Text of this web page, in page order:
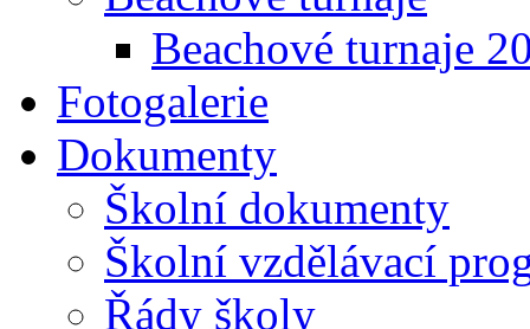
Beachové turnaje
Fotogalerie
Dokumenty
Školní dokumenty
Školní vzdělávací
Řády školy